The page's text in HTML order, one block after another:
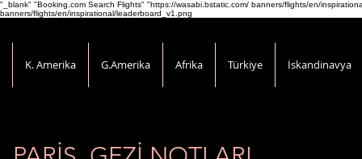
"_blank" "Booking.com Search Flights" "https://wasabi.bstatic.com/ banners/flights/en/
banners/flights/en/inspirational/leaderboard_v1.png
K. Amerika G.Amerika Afrika Türkiye İskandinavya